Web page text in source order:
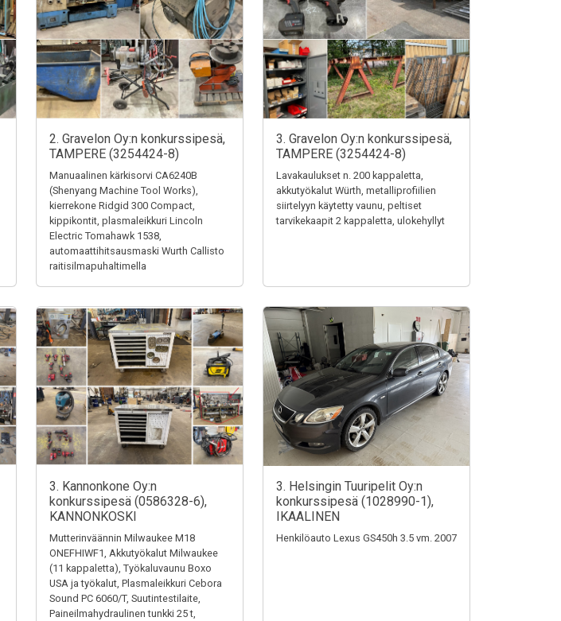
2. Gravelon Oy:n konkurssipesä,
TAMPERE (3254424-8)
Manuaalinen kärkisorvi CA6240B
(Shenyang Machine Tool Works),
kierrekone Ridgid 300 Compact,
kippikontit, plasmaleikkuri Lincoln
Electric Tomahawk 1538,
automaattihitsausmaski Wurth Callisto
raitisilmapuhaltimella
3. Gravelon Oy:n konkurssipesä,
TAMPERE (3254424-8)
Lavakaulukset n. 200 kappaletta,
akkutyökalut Würth, metalliprofiilien
siirtelyyn käytetty vaunu, peltiset
tarvikekaapit 2 kappaletta, ulokehyllyt
3. Kannonkone Oy:n
konkurssipesä (0586328-6),
KANNONKOSKI
Mutterinväännin Milwaukee M18
ONEFHIWF1, Akkutyökalut Milwaukee
(11 kappaletta), Työkaluvaunu Boxo
USA ja työkalut, Plasmaleikkuri Cebora
Sound PC 6060/T, Suutintestilaite,
Paineilmahydraulinen tunkki 25 t,
3. Helsingin Tuuripelit Oy:n
konkurssipesä (1028990-1),
IKAALINEN
Henkilöauto Lexus GS450h 3.5 vm. 2007